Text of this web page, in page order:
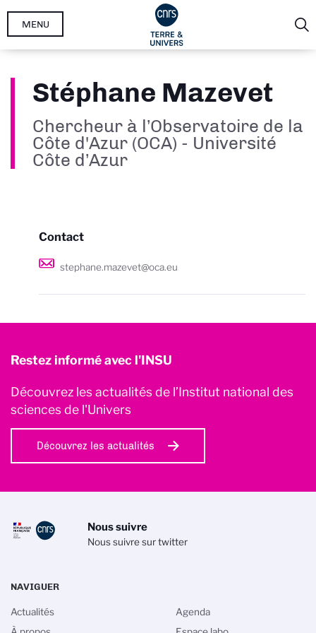
Aller
MENU
Stéphane Mazevet
Chercheur à l’Observatoire de la
Côte d'Azur (OCA) - Université
Côte d’Azur
Contact
stephane.mazevet@oca.eu
Restez informé avec l'INSU
Découvrez les actualités de l’Institut national des
sciences de l'Univers
Découvrez les actualités
Nous suivre
Nous suivre sur twitter
NAVIGUER
Actualités
Agenda